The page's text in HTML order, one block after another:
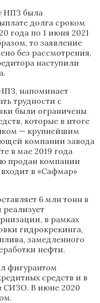
НПЗ была
долга сроком
года по 1 июня 2021
то заявление
без рассмотрения,
наступили
напоминает
трудности с
были ограничены
которые в итоге
— крупнейшим
компании завода
в мае 2019 года
продан компании
в «Сафмар»
6 млн тонн в
в рамках
гидрокрекинга,
замедленного
нефти.
фигурантом
средств и в
СИЗО. В июне 2020